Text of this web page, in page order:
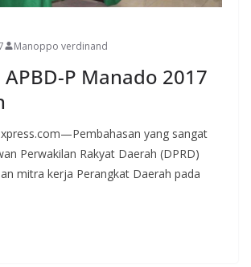
Manoppo verdinand
P Manado 2017
yang sangat
Perwakilan Rakyat Daerah (DPRD)
mitra kerja Perangkat Daerah pada